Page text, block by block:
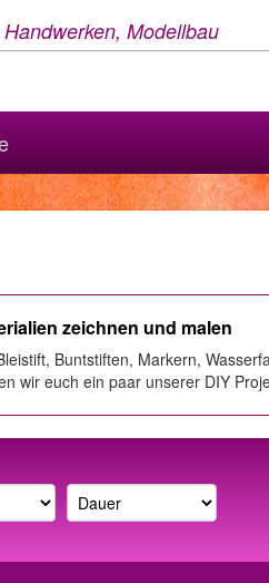
Modellbau
zeichnen und malen
Buntstiften, Markern,
wir euch ein paar unserer DIY